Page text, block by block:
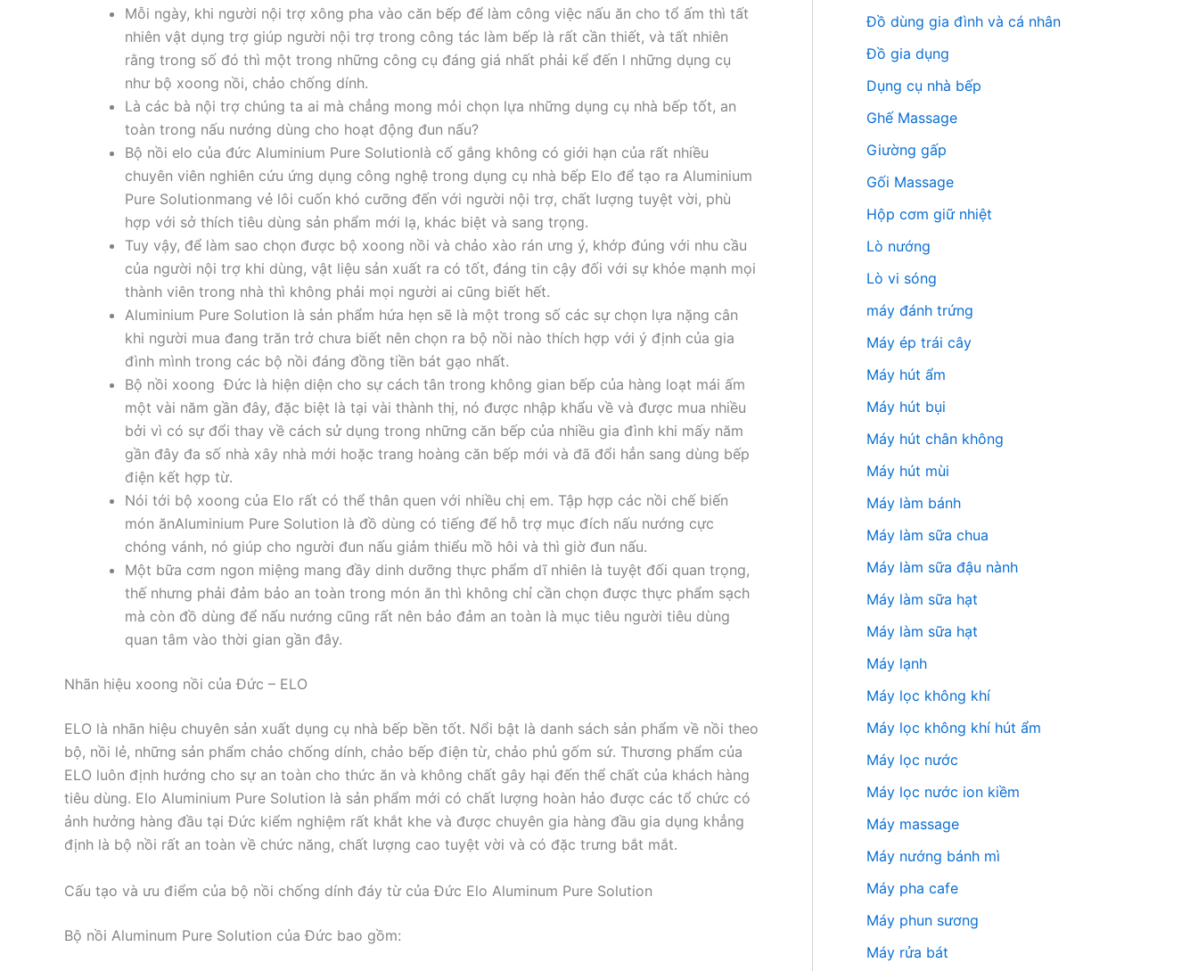
Mỗi ngày, khi người nội trợ xông pha vào căn bếp để làm công việc nấu ăn cho tổ ấm thì tất
nhiên vật dụng trợ giúp người nội trợ trong công tác làm bếp là rất cần thiết, và tất nhiên
rằng trong số đó thì một trong những công cụ đáng giá nhất phải kể đến l những dụng cụ
như bộ xoong nồi, chảo chống dính.
Là các bà nội trợ chúng ta ai mà chẳng mong mỏi chọn lựa những dụng cụ nhà bếp tốt, an
toàn trong nấu nướng dùng cho hoạt động đun nấu?
Bộ nồi elo của đức Aluminium Pure Solutionlà cố gắng không có giới hạn của rất nhiều
chuyên viên nghiên cứu ứng dụng công nghệ trong dụng cụ nhà bếp Elo để tạo ra Aluminium
Pure Solutionmang vẻ lôi cuốn khó cưỡng đến với người nội trợ, chất lượng tuyệt vời, phù
hợp với sở thích tiêu dùng sản phẩm mới lạ, khác biệt và sang trọng.
Tuy vậy, để làm sao chọn được bộ xoong nồi và chảo xào rán ưng ý, khớp đúng với nhu cầu
của người nội trợ khi dùng, vật liệu sản xuất ra có tốt, đáng tin cậy đối với sự khỏe mạnh mọi
thành viên trong nhà thì không phải mọi người ai cũng biết hết.
Aluminium Pure Solution là sản phẩm hứa hẹn sẽ là một trong số các sự chọn lựa nặng cân
khi người mua đang trăn trở chưa biết nên chọn ra bộ nồi nào thích hợp với ý định của gia
đình mình trong các bộ nồi đáng đồng tiền bát gạo nhất.
Bộ nồi xoong Đức là hiện diện cho sự cách tân trong không gian bếp của hàng loạt mái ấm
một vài năm gần đây, đặc biệt là tại vài thành thị, nó được nhập khẩu về và được mua nhiều
bởi vì có sự đổi thay về cách sử dụng trong những căn bếp của nhiều gia đình khi mấy năm
gần đây đa số nhà xây nhà mới hoặc trang hoàng căn bếp mới và đã đổi hẳn sang dùng bếp
điện kết hợp từ.
Nói tới bộ xoong của Elo rất có thể thân quen với nhiều chị em. Tập hợp các nồi chế biến
món ănAluminium Pure Solution là đồ dùng có tiếng để hỗ trợ mục đích nấu nướng cực
chóng vánh, nó giúp cho người đun nấu giảm thiểu mồ hôi và thì giờ đun nấu.
Một bữa cơm ngon miệng mang đầy dinh dưỡng thực phẩm dĩ nhiên là tuyệt đối quan trọng,
thế nhưng phải đảm bảo an toàn trong món ăn thì không chỉ cần chọn được thực phẩm sạch
mà còn đồ dùng để nấu nướng cũng rất nên bảo đảm an toàn là mục tiêu người tiêu dùng
quan tâm vào thời gian gần đây.
Nhãn hiệu xoong nồi của Đức – ELO
ELO là nhãn hiệu chuyên sản xuất dụng cụ nhà bếp bền tốt. Nổi bật là danh sách sản phẩm về nồi theo
bộ, nồi lẻ, những sản phẩm chảo chống dính, chảo bếp điện từ, chảo phủ gốm sứ. Thương phẩm của
ELO luôn định hướng cho sự an toàn cho thức ăn và không chất gây hại đến thể chất của khách hàng
tiêu dùng. Elo Aluminium Pure Solution là sản phẩm mới có chất lượng hoàn hảo được các tổ chức có
ảnh hưởng hàng đầu tại Đức kiểm nghiệm rất khắt khe và được chuyên gia hàng đầu gia dụng khẳng
định là bộ nồi rất an toàn về chức năng, chất lượng cao tuyệt vời và có đặc trưng bắt mắt.
Cấu tạo và ưu điểm của bộ nồi chống dính đáy từ của Đức Elo Aluminum Pure Solution
Bộ nồi Aluminum Pure Solution của Đức bao gồm:
Đồ dùng gia đình và cá nhân
Đồ gia dụng
Dụng cụ nhà bếp
Ghế Massage
Giường gấp
Gối Massage
Hộp cơm giữ nhiệt
Lò nướng
Lò vi sóng
máy đánh trứng
Máy ép trái cây
Máy hút ẩm
Máy hút bụi
Máy hút chân không
Máy hút mùi
Máy làm bánh
Máy làm sữa chua
Máy làm sữa đậu nành
Máy làm sữa hạt
Máy làm sữa hạt
Máy lạnh
Máy lọc không khí
Máy lọc không khí hút ẩm
Máy lọc nước
Máy lọc nước ion kiềm
Máy massage
Máy nướng bánh mì
Máy pha cafe
Máy phun sương
Máy rửa bát